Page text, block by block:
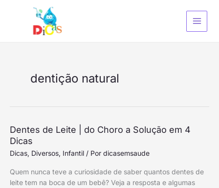
dentição natural
Dentes de Leite | do Choro a Solução em 4
Dicas
Dicas, Diversos, Infantil / Por dicasemsaude
Quem nunca teve a curiosidade de saber quantos dentes de
leite tem na boca de um bebê? Veja a resposta e algumas
Dentes
de
Leite
do
Choro